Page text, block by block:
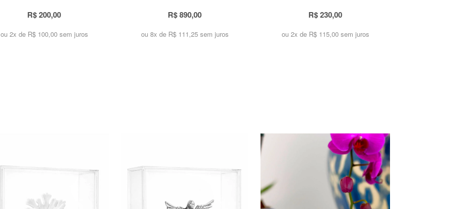
R$ 200,00
ou 2x de R$ 100,00 sem juros
R$ 890,00
ou 8x de R$ 111,25 sem juros
R$ 230,00
ou 2x de R$ 115,00 sem juros